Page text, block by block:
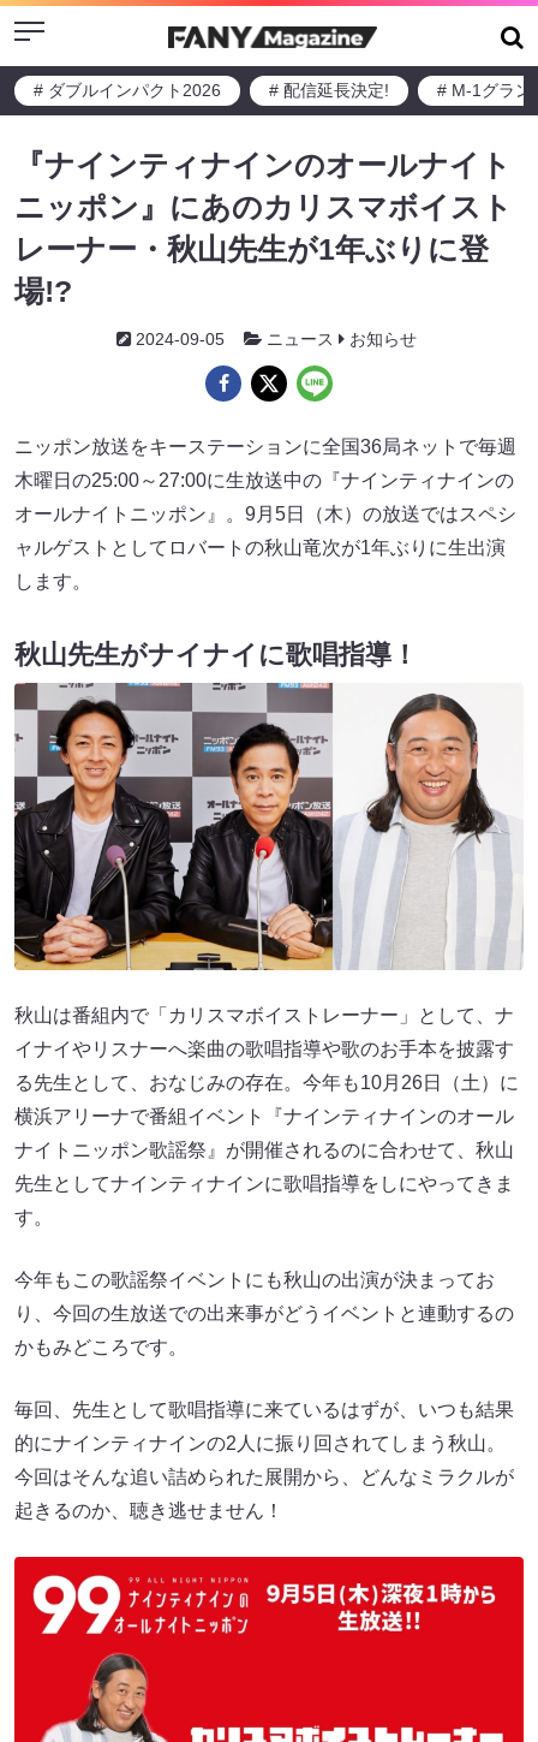
Menu
# ダブルインパクト2026 # 配信延長決定! # M-1グラン
『ナインティナインのオールナイト
ニッポン』にあのカリスマボイスト
レーナー・秋山先生が1年ぶりに登
場!?
2024-09-05 ニュース お知らせ
ニッポン放送をキーステーションに全国36局ネットで毎週
木曜日の25:00～27:00に生放送中の『ナインティナインの
オールナイトニッポン』。9月5日（木）の放送ではスペシ
ャルゲストとしてロバートの秋山竜次が1年ぶりに生出演
します。
秋山先生がナイナイに歌唱指導！
秋山は番組内で「カリスマボイストレーナー」として、ナ
イナイやリスナーへ楽曲の歌唱指導や歌のお手本を披露す
る先生として、おなじみの存在。今年も10月26日（土）に
横浜アリーナで番組イベント『ナインティナインのオール
ナイトニッポン歌謡祭』が開催されるのに合わせて、秋山
先生としてナインティナインに歌唱指導をしにやってきま
す。
今年もこの歌謡祭イベントにも秋山の出演が決まってお
り、今回の生放送での出来事がどうイベントと連動するの
かもみどころです。
毎回、先生として歌唱指導に来ているはずが、いつも結果
的にナインティナインの2人に振り回されてしまう秋山。
今回はそんな追い詰められた展開から、どんなミラクルが
起きるのか、聴き逃せません！